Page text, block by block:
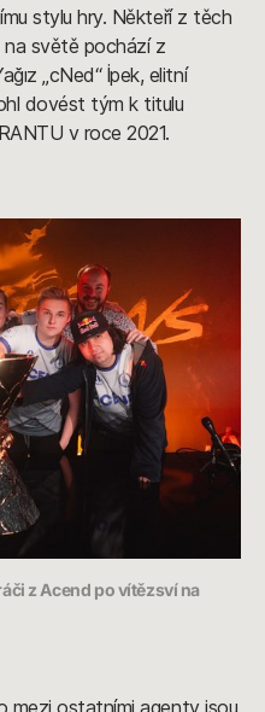
stylu hry. Někteří z těch
na světě pochází z
„cNed“ İpek, elitní
dovést tým k titulu
v roce 2021.
z Acend po vítězsví na